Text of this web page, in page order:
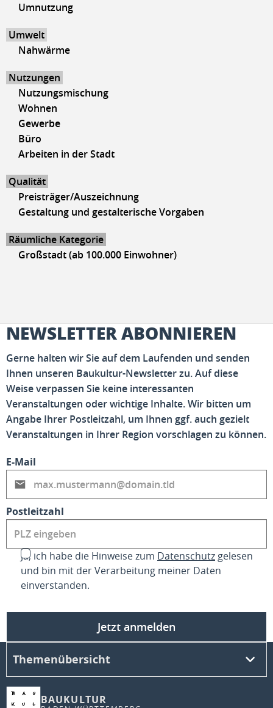
Umnutzung
Umwelt
Nahwärme
Nutzungen
Nutzungsmischung
Wohnen
Gewerbe
Büro
Arbeiten in der Stadt
Qualität
Preisträger/Auszeichnung
Gestaltung und gestalterische Vorgaben
Räumliche Kategorie
Großstadt (ab 100.000 Einwohner)
NEWSLETTER ABONNIEREN
Gerne halten wir Sie auf dem Laufenden und senden
Ihnen unseren Baukultur-Newsletter zu. Auf diese
Weise verpassen Sie keine interessanten
Veranstaltungen oder wichtige Inhalte. Wir bitten um
Angabe Ihrer Postleitzahl, um Ihnen ggf. auch gezielt
Veranstaltungen in Ihrer Region vorschlagen zu können.
E-Mail
Postleitzahl
Ja, ich habe die Hinweise zum Datenschutzgelesen
und bin mit der Verarbeitung meiner Daten
einverstanden.
Jetzt anmelden
BAUKULTUR
Themenübersicht